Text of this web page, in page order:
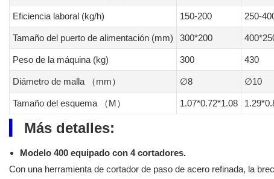
Eficiencia laboral (kg/h) 150-200 250-
Tamaño del puerto de alimentación (mm) 300*200
Peso de la máquina (kg) 300 430
Diámetro de malla （mm） ∅8 ∅10
Tamaño del esquema （M） 1.07*0.72*1.08
Más detalles:
Modelo 400 equipado con 4 cortadores.
Con una herramienta de cortador de paso de acero refinada, la